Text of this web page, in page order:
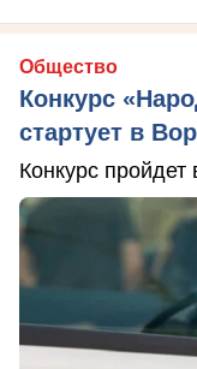
Общество
Конкурс
стартует в
Конкурс пройдет